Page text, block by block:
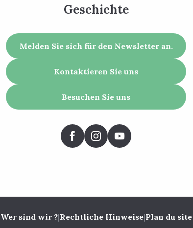
Geschichte
Melden Sie sich für den Newsletter an.
Kontaktieren Sie uns
Besuchen Sie uns
Wer sind wir ?|Rechtliche Hinweise|Plan du site